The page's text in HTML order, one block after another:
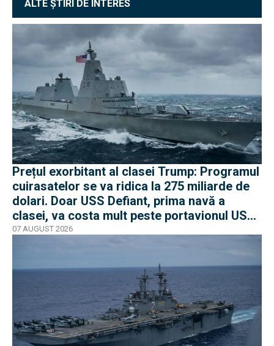
ALTE ȘTIRI DE INTERES
Prețul exorbitant al clasei Trump: Programul
cuirasatelor se va ridica la 275 miliarde de
dolari. Doar USS Defiant, prima navă a
clasei, va costa mult peste portavionul USS
Gerald R. Ford
07 AUGUST 2026